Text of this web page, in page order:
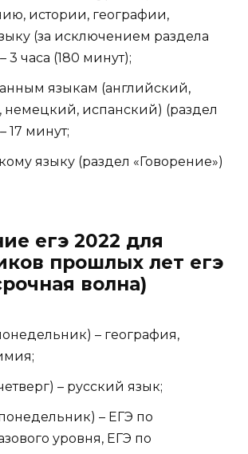
истории, географии,
(за исключением раздела
3 часа (180 минут);
языкам (английский,
немецкий, испанский) (раздел
17 минут;
языку (раздел «Говорение»)
егэ 2022 для
прошлых лет егэ
волна)
– география,
– русский язык;
– ЕГЭ по
уровня, ЕГЭ по